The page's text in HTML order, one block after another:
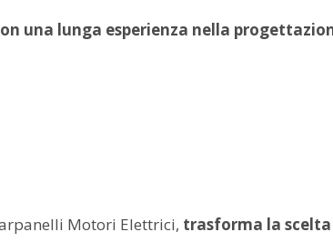
una lunga esperienza nella
Motori Elettrici, trasforma la